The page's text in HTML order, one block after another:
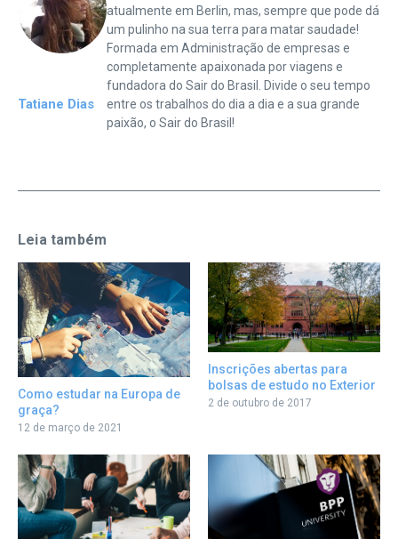
Tatiane Dias
atualmente em Berlin, mas, sempre que pode dá
um pulinho na sua terra para matar saudade!
Formada em Administração de empresas e
completamente apaixonada por viagens e
fundadora do Sair do Brasil. Divide o seu tempo
entre os trabalhos do dia a dia e a sua grande
paixão, o Sair do Brasil!
Leia também
Como estudar na Europa de
graça?
12 de março de 2021
Inscrições abertas para
bolsas de estudo no Exterior
2 de outubro de 2017